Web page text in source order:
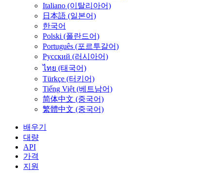
Italiano (이탈리아어)
日本語 (일본어)
한국어
Polski (폴란드어)
Português (포르투갈어)
Русский (러시아어)
ไทย (태국어)
Türkçe (터키어)
Tiếng Việt (베트남어)
简体中文 (중국어)
繁體中文 (중국어)
배우기
대량
API
가격
지원